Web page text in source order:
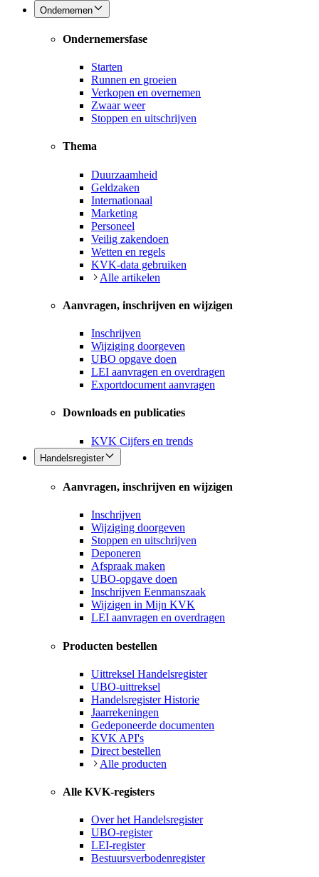
Ondernemen
Ondernemersfase
Starten
Runnen en groeien
Verkopen en overnemen
Zwaar weer
Stoppen en uitschrijven
Thema
Duurzaamheid
Geldzaken
Internationaal
Marketing
Personeel
Veilig zakendoen
Wetten en regels
KVK-data gebruiken
Alle artikelen
Aanvragen, inschrijven en wijzigen
Inschrijven
Wijziging doorgeven
UBO opgave doen
LEI aanvragen en overdragen
Exportdocument aanvragen
Downloads en publicaties
KVK Cijfers en trends
Handelsregister
Aanvragen, inschrijven en wijzigen
Inschrijven
Wijziging doorgeven
Stoppen en uitschrijven
Deponeren
Afspraak maken
UBO-opgave doen
Inschrijven Eenmanszaak
Wijzigen in Mijn KVK
LEI aanvragen en overdragen
Producten bestellen
Uittreksel Handelsregister
UBO-uittreksel
Handelsregister Historie
Jaarrekeningen
Gedeponeerde documenten
KVK API's
Direct bestellen
Alle producten
Alle KVK-registers
Over het Handelsregister
UBO-register
LEI-register
Bestuursverbodenregister